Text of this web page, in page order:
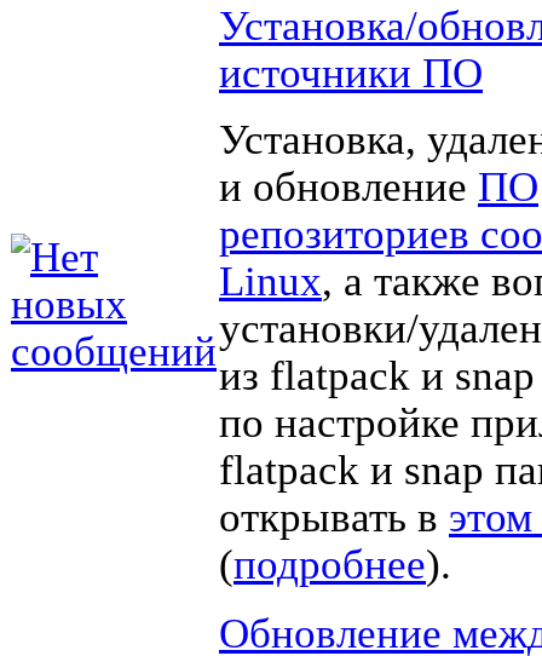
Установка/
источники ПО
Установка,
и обновление ПО
репозиториев
Linux, а также
установки/
из flatpack и
по настройке
flatpack и snap
открывать в этом
(подробнее).
Обновление